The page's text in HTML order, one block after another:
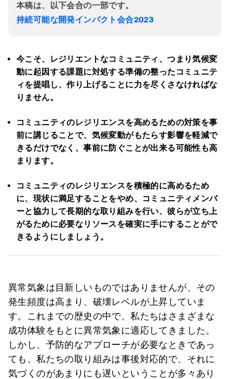
本稿は、以下会合の一部です。
持続可能な開発インパクト会合2023
今こそ、レジリエントなコミュニティ、つまり気候変
動に起因する課題に対処する準備の整ったコミュニテ
ィを提唱し、作り上げることに力を尽くさなければな
りません。
コミュニティのレジリエンスを高めるための対策を事
前に講じることで、気候変動がもたらす影響を軽減で
きるだけでなく、事前に防ぐことが出来る可能性も高
まります。
コミュニティのレジリエンスを積極的に高めるため
に、現状に満足することをやめ、コミュニティメンバ
ーと協力して長期的な取り組みを行い、彼らが立ち上
がるために必要なリソースを確実に手にすることがで
きるようにしましょう。
異常気象は目新しいものではありませんが、その
発生頻度は高まり、破壊レベルが上昇していま
す。これまでの歴史の中で、私たちはさまざまな
成功体験をもとに異常気象に適応してきました。
しかし、予防的なアプローチが必要なときであっ
ても、私たちの取り組みは事後対応的で、それに
気づくのがあまりにも遅いということが多々あり